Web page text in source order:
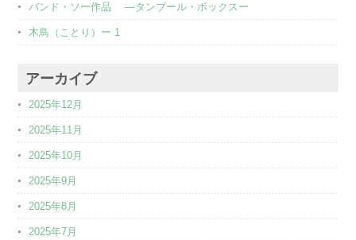
バンド・ソー作品 ―タンブール・ボックスー
木鳥（ことり）ー 1
アーカイブ
2025年12月
2025年11月
2025年10月
2025年9月
2025年8月
2025年7月